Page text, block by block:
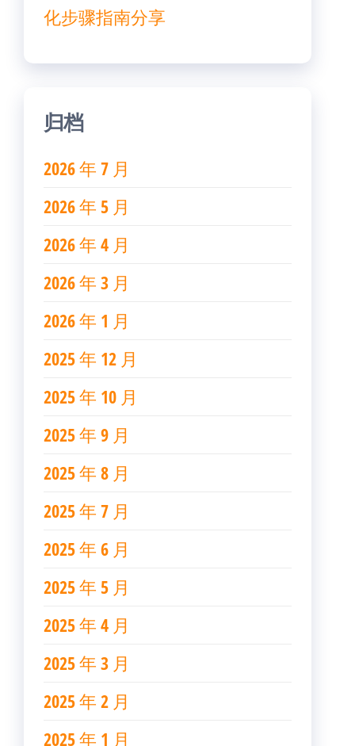
化步骤指南分享
归档
2026 年 7 月
2026 年 5 月
2026 年 4 月
2026 年 3 月
2026 年 1 月
2025 年 12 月
2025 年 10 月
2025 年 9 月
2025 年 8 月
2025 年 7 月
2025 年 6 月
2025 年 5 月
2025 年 4 月
2025 年 3 月
2025 年 2 月
2025 年 1 月